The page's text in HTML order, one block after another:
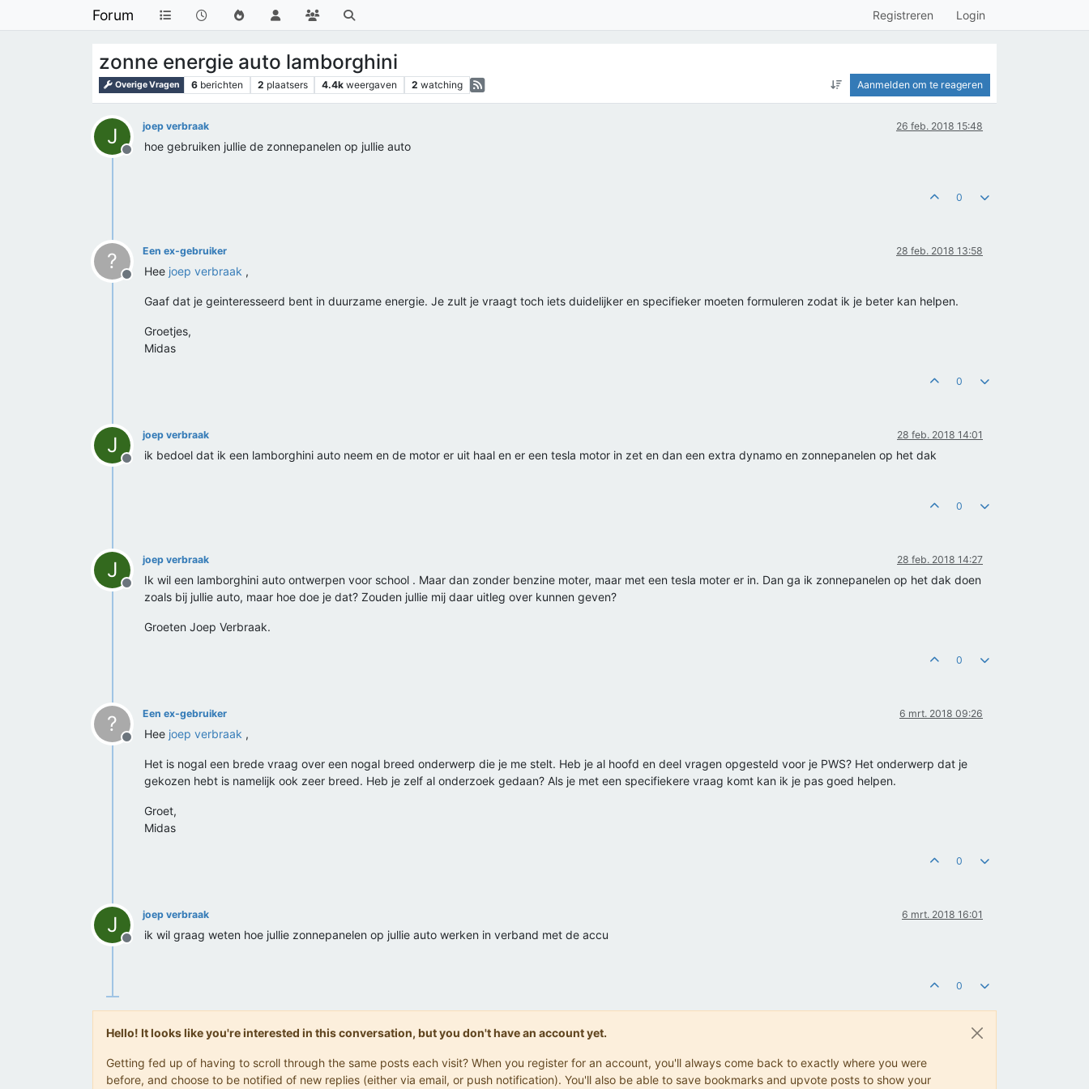
Forum Registreren Login
zonne energie auto lamborghini
Overige Vragen 6 berichten 2 plaatsers 4.4k weergaven 2 watching Aanmelden om te reageren
J
Offline
joep verbraak 26 feb. 2018 15:48
hoe gebruiken jullie de zonnepanelen op jullie auto
0
?
Offline
Een ex-gebruiker 28 feb. 2018 13:58
Hee joep verbraak ,
Gaaf dat je geinteresseerd bent in duurzame energie. Je zult je vraagt toch iets duidelijker en specifieker moeten formuleren zodat ik je beter kan helpen.
Groetjes,
Midas
0
J
Offline
joep verbraak 28 feb. 2018 14:01
ik bedoel dat ik een lamborghini auto neem en de motor er uit haal en er een tesla motor in zet en dan een extra dynamo en zonnepanelen op het dak
0
J
Offline
joep verbraak 28 feb. 2018 14:27
Ik wil een lamborghini auto ontwerpen voor school . Maar dan zonder benzine moter, maar met een tesla moter er in. Dan ga ik zonnepanelen op het dak doen
zoals bij jullie auto, maar hoe doe je dat? Zouden jullie mij daar uitleg over kunnen geven?
Groeten Joep Verbraak.
0
?
Offline
Een ex-gebruiker 6 mrt. 2018 09:26
Hee joep verbraak ,
Het is nogal een brede vraag over een nogal breed onderwerp die je me stelt. Heb je al hoofd en deel vragen opgesteld voor je PWS? Het onderwerp dat je
gekozen hebt is namelijk ook zeer breed. Heb je zelf al onderzoek gedaan? Als je met een specifiekere vraag komt kan ik je pas goed helpen.
Groet,
Midas
0
J
Offline
joep verbraak 6 mrt. 2018 16:01
ik wil graag weten hoe jullie zonnepanelen op jullie auto werken in verband met de accu
0
Hello! It looks like you're interested in this conversation, but you don't have an account yet.
Getting fed up of having to scroll through the same posts each visit? When you register for an account, you'll always come back to exactly where you were
before, and choose to be notified of new replies (either via email, or push notification). You'll also be able to save bookmarks and upvote posts to show your